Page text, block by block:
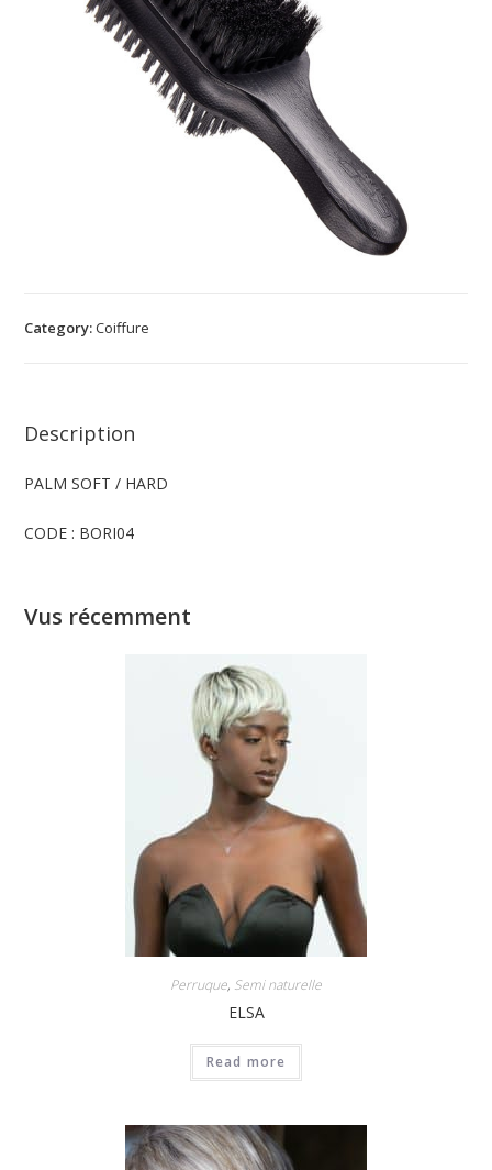
Category:Coiffure
Description
PALM SOFT / HARD
CODE : BORI04
Vus récemment
Perruque, Semi naturelle
ELSA
Read more